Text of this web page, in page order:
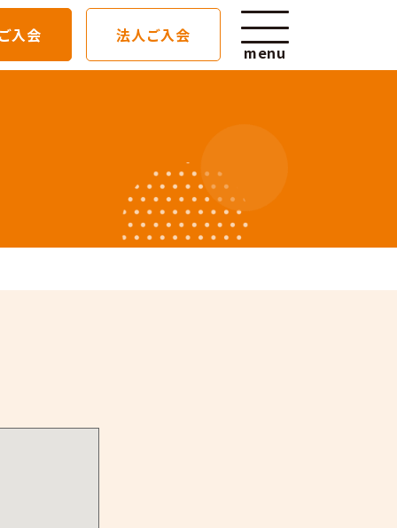
入会
法人ご入会
menu